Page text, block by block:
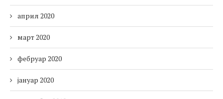
април 2020
март 2020
фебруар 2020
јануар 2020